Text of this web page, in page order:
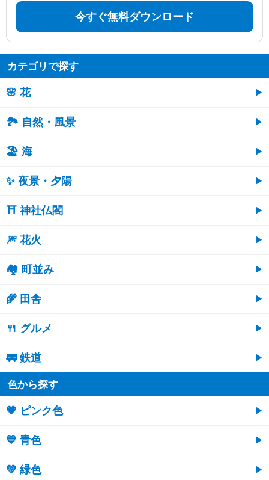
今すぐ無料ダウンロード
カテゴリで探す
🌸 花
🏞️ 自然・風景
🏖 海
✨ 夜景・夕陽
⛩ 神社仏閣
🎆 花火
🏘 町並み
🌾 田舎
🍴 グルメ
🚃 鉄道
色から探す
💗 ピンク色
💙 青色
💚 緑色